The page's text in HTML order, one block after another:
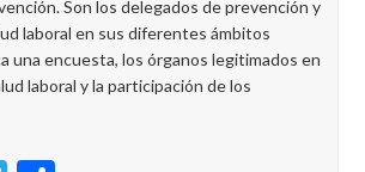
Son los delegados de prevención y
laboral en sus diferentes ámbitos
una encuesta, los órganos legitimados en
laboral y la participación de los